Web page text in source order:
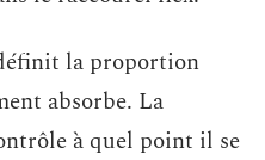
la proportion
absorbe. La
à quel point il se